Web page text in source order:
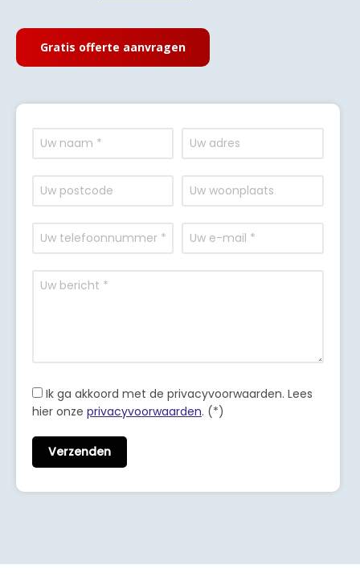
Gratis offerte aanvragen
Ik ga akkoord met de privacyvoorwaarden. Lees
hier onze privacyvoorwaarden. (*)